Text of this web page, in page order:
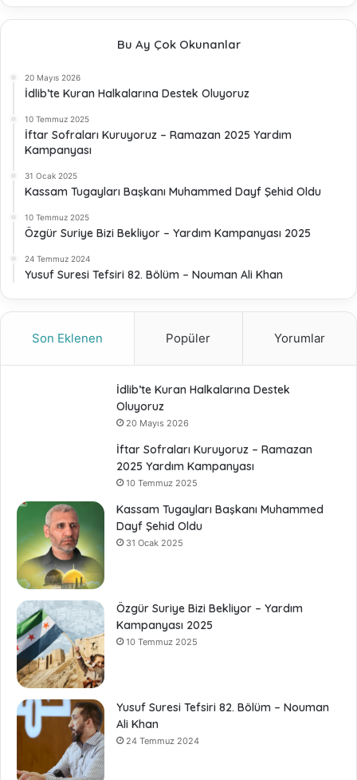
Bu Ay Çok Okunanlar
20 Mayıs 2026
İdlib’te Kuran Halkalarına Destek Oluyoruz
10 Temmuz 2025
İftar Sofraları Kuruyoruz – Ramazan 2025 Yardım
Kampanyası
31 Ocak 2025
Kassam Tugayları Başkanı Muhammed Dayf Şehid Oldu
10 Temmuz 2025
Özgür Suriye Bizi Bekliyor – Yardım Kampanyası 2025
24 Temmuz 2024
Yusuf Suresi Tefsiri 82. Bölüm – Nouman Ali Khan
Son Eklenen Popüler Yorumlar
İdlib’te Kuran Halkalarına Destek
Oluyoruz
20 Mayıs 2026
İftar Sofraları Kuruyoruz – Ramazan
2025 Yardım Kampanyası
10 Temmuz 2025
Kassam Tugayları Başkanı Muhammed
Dayf Şehid Oldu
31 Ocak 2025
Özgür Suriye Bizi Bekliyor – Yardım
Kampanyası 2025
10 Temmuz 2025
Yusuf Suresi Tefsiri 82. Bölüm – Nouman
Ali Khan
24 Temmuz 2024